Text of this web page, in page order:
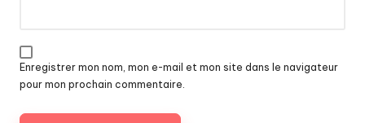
Enregistrer mon nom, mon e-mail et mon site dans le navigateur
pour mon prochain commentaire.